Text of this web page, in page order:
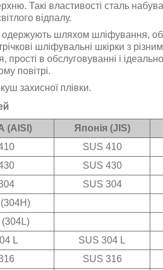
Такі властивості сталь
відпалу.
одержують шляхом шліфування,
шліфувальні шкірки з
в обслуговуванні і
повітрі.
захисної плівки.
(AISI) Японія (JIS)
SUS 410
SUS 430
SUS 304
L SUS 304 L
SUS 316